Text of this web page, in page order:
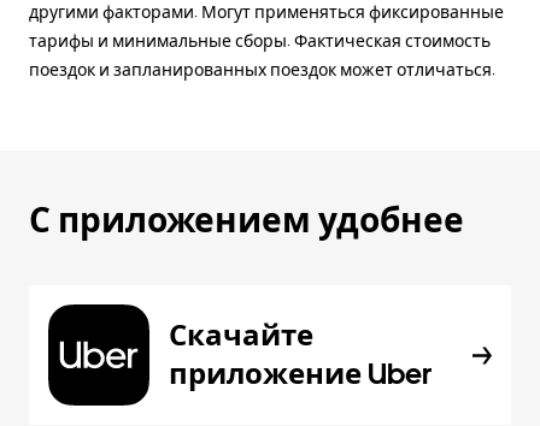
другими факторами. Могут применяться фиксированные
тарифы и минимальные сборы. Фактическая стоимость
поездок и запланированных поездок может отличаться.
С приложением удобнее
Скачайте
приложение Uber